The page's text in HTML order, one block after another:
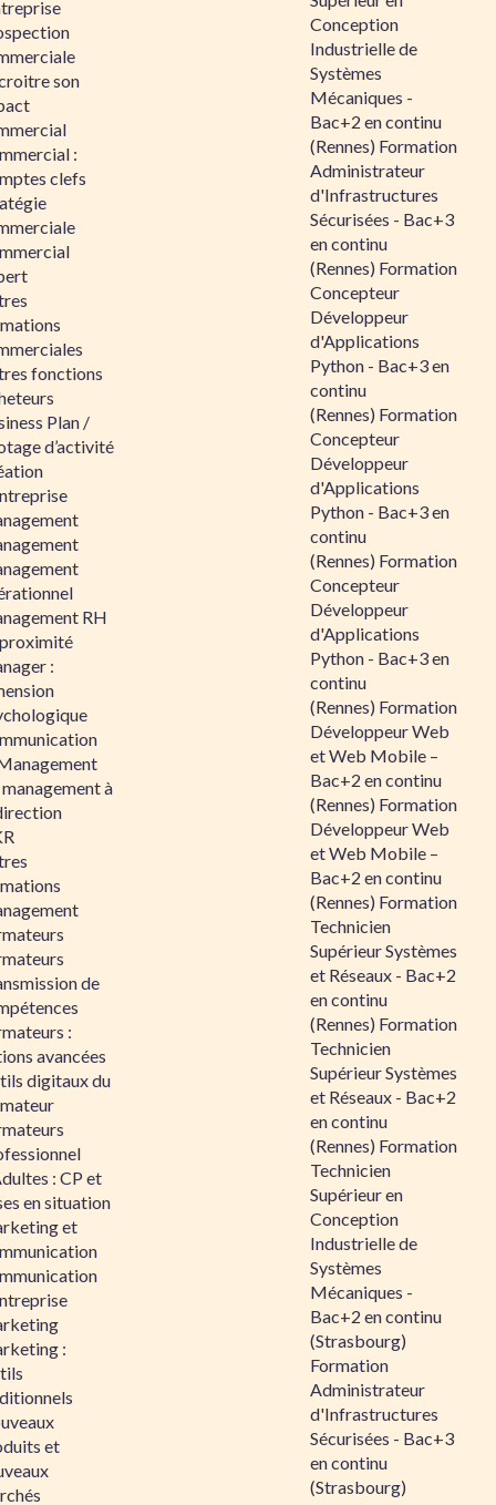
son
:
clefs
fonctions
Plan /
d’activité
RH
:
à
de
:
avancées
digitaux du
: CP et
en situation
et
:
et
Conception
Industrielle de
Systèmes
Mécaniques -
Bac+2 en continu
(Rennes) Formation
Administrateur
d'Infrastructures
Sécurisées - Bac+3
en continu
(Rennes) Formation
Concepteur
Développeur
d'Applications
Python - Bac+3 en
continu
(Rennes) Formation
Concepteur
Développeur
d'Applications
Python - Bac+3 en
continu
(Rennes) Formation
Concepteur
Développeur
d'Applications
Python - Bac+3 en
continu
(Rennes) Formation
Développeur Web
et Web Mobile –
Bac+2 en continu
(Rennes) Formation
Développeur Web
et Web Mobile –
Bac+2 en continu
(Rennes) Formation
Technicien
Supérieur Systèmes
et Réseaux - Bac+2
en continu
(Rennes) Formation
Technicien
Supérieur Systèmes
et Réseaux - Bac+2
en continu
(Rennes) Formation
Technicien
Supérieur en
Conception
Industrielle de
Systèmes
Mécaniques -
Bac+2 en continu
(Strasbourg)
Formation
Administrateur
d'Infrastructures
Sécurisées - Bac+3
en continu
(Strasbourg)